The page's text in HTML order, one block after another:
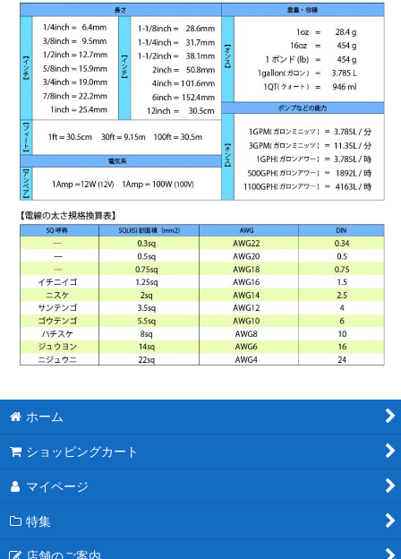
ホーム
ショッピングカート
マイページ
特集
店舗のご案内